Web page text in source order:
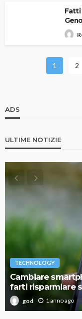
Fatti
1 2
ADS
ULTIME NOTIZIE
TECHNOLOGY
Cambiare
farti risparmiare
god 1 anno ago